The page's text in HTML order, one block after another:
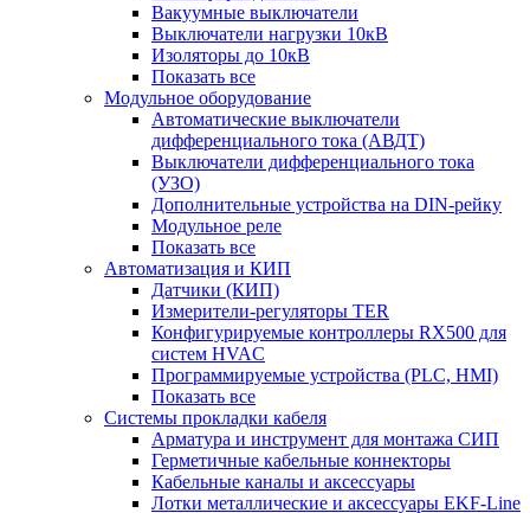
Вакуумные выключатели
Выключатели нагрузки 10кВ
Изоляторы до 10кВ
Показать все
Модульное оборудование
Автоматические выключатели
дифференциального тока (АВДТ)
Выключатели дифференциального тока
(УЗО)
Дополнительные устройства на DIN-рейку
Модульное реле
Показать все
Автоматизация и КИП
Датчики (КИП)
Измерители-регуляторы TER
Конфигурируемые контроллеры RX500 для
систем HVAC
Программируемые устройства (PLC, HMI)
Показать все
Системы прокладки кабеля
Арматура и инструмент для монтажа СИП
Герметичные кабельные коннекторы
Кабельные каналы и аксессуары
Лотки металлические и аксессуары EKF-Line